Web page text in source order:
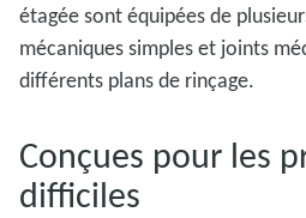
étagée sont équipées de
mécaniques simples et joints
différents plans de rinçage.
Conçues pour les
difficiles